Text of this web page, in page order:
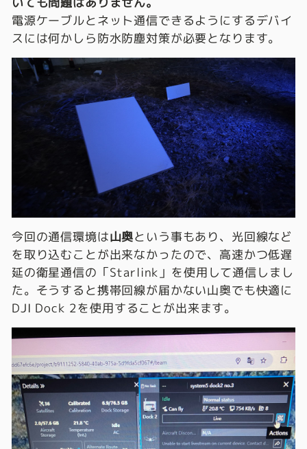
電源ケーブルとネット通信できるようにするデバイ
スには何かしら防水防塵対策が必要となります。
今回の通信環境は山奥という事もあり、光回線など
を取り込むことが出来なかったので、高速かつ低遅
延の衛星通信の「Starlink」を使用して通信しまし
た。そうすると携帯回線が届かない山奥でも快適に
DJI Dock 2を使用することが出来ます。